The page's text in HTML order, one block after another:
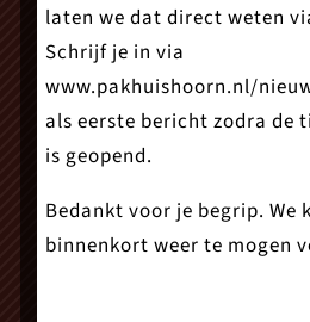
laten we dat direct weten
Schrijf je in via
www.pakhuishoorn.nl/
als eerste bericht zodra de
is geopend.
Bedankt voor je begrip. We
binnenkort weer te mogen